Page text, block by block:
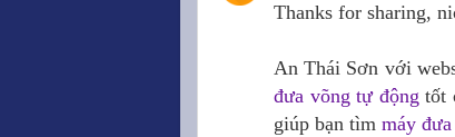
Thanks for sharing,
An Thái Sơn với
đưa võng tự động tốt
giúp bạn tìm máy